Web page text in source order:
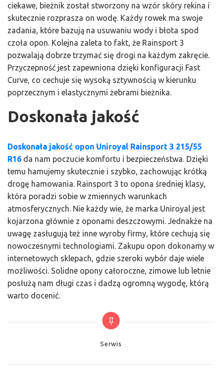
ciekawe, bieżnik został stworzony na wzór skóry rekina i
skutecznie rozprasza on wodę. Każdy rowek ma swoje
zadania, które bazują na usuwaniu wody i błota spod
czoła opon. Kolejna zaleta to fakt, że Rainsport 3
pozwalają dobrze trzymać się drogi na każdym zakręcie.
Przyczepność jest zapewniona dzięki konfiguracji Fast
Curve, co cechuje się wysoką sztywnością w kierunku
poprzecznym i elastycznymi żebrami bieżnika.
Doskonała jakość
Doskonała jakość opon Uniroyal Rainsport 3 215/55
R16 da nam poczucie komfortu i bezpieczeństwa. Dzięki
temu hamujemy skutecznie i szybko, zachowując krótką
drogę hamowania. Rainsport 3 to opona średniej klasy,
która poradzi sobie w zmiennych warunkach
atmosferycznych. Nie każdy wie, że marka Uniroyal jest
kojarzona głównie z oponami deszczowymi. Jednakże na
uwagę zasługują też inne wyroby firmy, które cechują się
nowoczesnymi technologiami. Zakupu opon dokonamy w
internetowych sklepach, gdzie szeroki wybór daje wiele
możliwości. Solidne opony całoroczne, zimowe lub letnie
posłużą nam długi czas i dadzą ogromną wygodę, którą
warto docenić.
Categories
Serwis